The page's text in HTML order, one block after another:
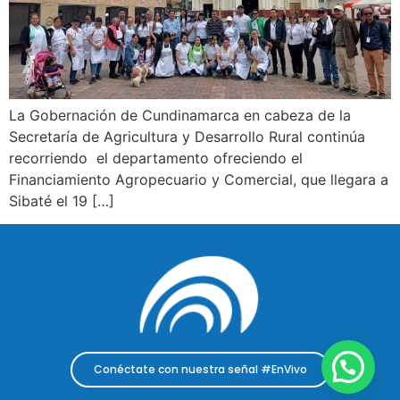
La Gobernación de Cundinamarca en cabeza de la
Secretaría de Agricultura y Desarrollo Rural continúa
recorriendo el departamento ofreciendo el
Financiamiento Agropecuario y Comercial, que llegara a
Sibaté el 19 […]
Conéctate con nuestra señal #EnVivo